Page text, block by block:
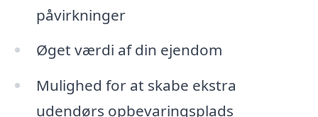
påvirkninger
Øget værdi af din ejendom
Mulighed for at skabe ekstra
udendørs opbevaringsplads